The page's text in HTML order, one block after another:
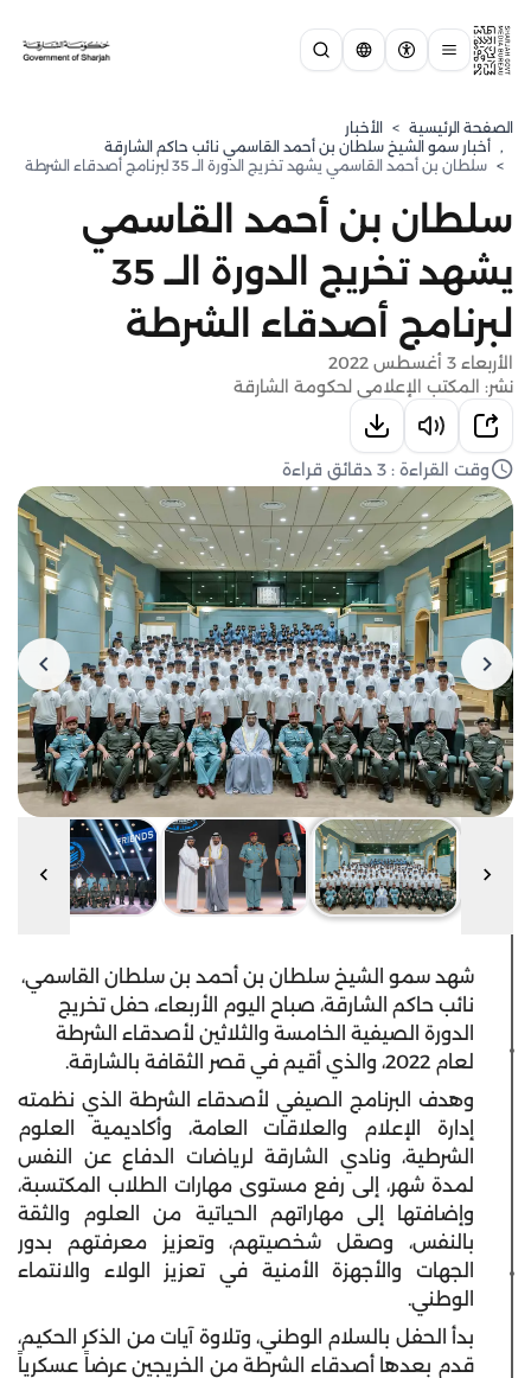
الصفحة الرئيسية > الأخبار
, ⁠أخبار سمو الشيخ سلطان بن أحمد القاسمي نائب حاكم الشارقة
> سلطان بن أحمد القاسمي ‏يشهد تخريج الدورة الــ 35 لبرنامج أصدقاء الشرطة
سلطان بن أحمد القاسمي
‏يشهد تخريج الدورة الــ 35
لبرنامج أصدقاء الشرطة
الأربعاء 3 أغسطس 2022
نشر: المكتب الإعلامي لحكومة الشارقة
وقت القراءة : 3 دقائق قراءة
شهد سمو الشيخ سلطان بن أحمد بن سلطان القاسمي،
نائب حاكم الشارقة، صباح اليوم الأربعاء، ‏حفل تخريج
الدورة الصيفية الخامسة والثلاثين لأصدقاء الشرطة
لعام 2022، والذي أقيم ‏في ‏قصر الثقافة بالشارقة.
وهدف البرنامج الصيفي لأصدقاء الشرطة الذي نظمته
إدارة الإعلام والعلاقات العامة، وأكاديمية ‏العلوم
‏الشرطية، ‏ونادي الشارقة ‏لرياضات الدفاع عن النفس
‏لمدة شهر، إلى رفع مستوى مهارات الطلاب المكتسبة،
وإضافتها إلى ‏‏مهاراتهم الحياتية من العلوم والثقة
بالنفس، وصقل شخصيتهم، وتعزيز معرفتهم بدور
الجهات والأجهزة ‏الأمنية في تعزيز الولاء والانتماء
الوطني.
بدأ الحفل بالسلام الوطني، وتلاوة آيات من الذكر الحكيم،
قدم بعدها أصدقاء الشرطة من الخريجين عرضاً عسكرياً